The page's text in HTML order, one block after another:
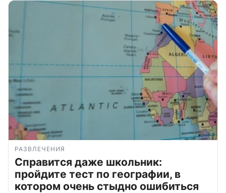
РАЗВЛЕЧЕНИЯ
Справится даже школьник:
пройдите тест по географии, в
котором очень стыдно ошибиться